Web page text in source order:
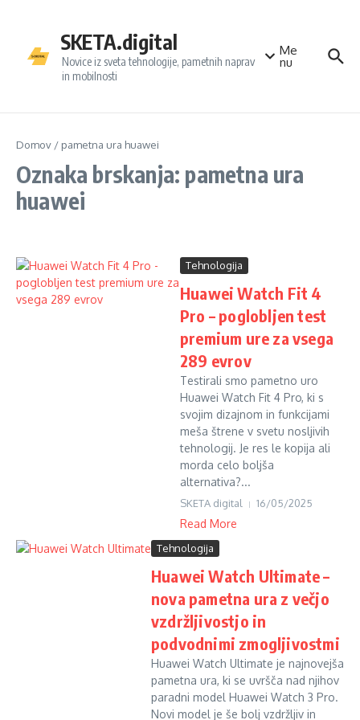
SKETA.digital
Novice iz sveta tehnologije, pametnih naprav
in mobilnosti
Me
nu
Domov / pametna ura huawei
Oznaka brskanja: pametna ura
huawei
Tehnologija
Huawei Watch Fit 4
Pro – poglobljen test
premium ure za vsega
289 evrov
Testirali smo pametno uro
Huawei Watch Fit 4 Pro, ki s
svojim dizajnom in funkcijami
meša štrene v svetu nosljivih
tehnologij. Je res le kopija ali
morda celo boljša
alternativa?...
SKETA digital 16/05/2025
Read More
Tehnologija
Huawei Watch Ultimate –
nova pametna ura z večjo
vzdržljivostjo in
podvodnimi zmogljivostmi
Huawei Watch Ultimate je najnovejša
pametna ura, ki se uvršča nad njihov
paradni model Huawei Watch 3 Pro.
Novi model je še bolj vzdržljiv in